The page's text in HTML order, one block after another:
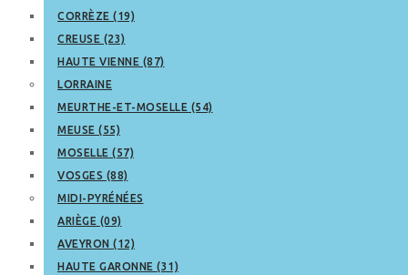
CORRÈZE (19)
CREUSE (23)
HAUTE VIENNE (87)
LORRAINE
MEURTHE-ET-MOSELLE (54)
MEUSE (55)
MOSELLE (57)
VOSGES (88)
MIDI-PYRÉNÉES
ARIÈGE (09)
AVEYRON (12)
HAUTE GARONNE (31)